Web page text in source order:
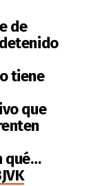
de
tiene
que
qué…